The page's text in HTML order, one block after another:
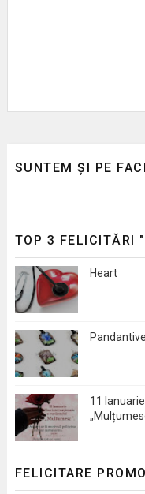
SUNTEM ȘI PE
TOP 3 FELICITĂRI
Heart
11
FELICITARE